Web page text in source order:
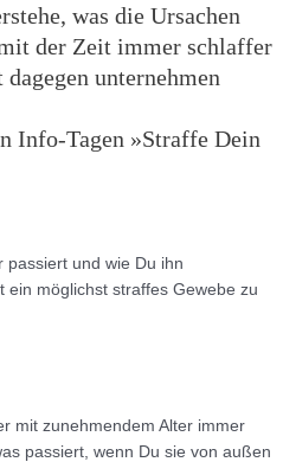
was die Ursachen
der Zeit immer schlaffer
unternehmen
Info-Tagen »Straffe Dein
passiert und wie Du ihn
ein möglichst straffes Gewebe zu
mit zunehmendem Alter immer
passiert, wenn Du sie von außen